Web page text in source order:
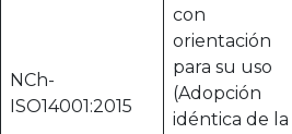
NCh-
ISO14001:2015
con
orientación
para su uso
(Adopción
idéntica de la